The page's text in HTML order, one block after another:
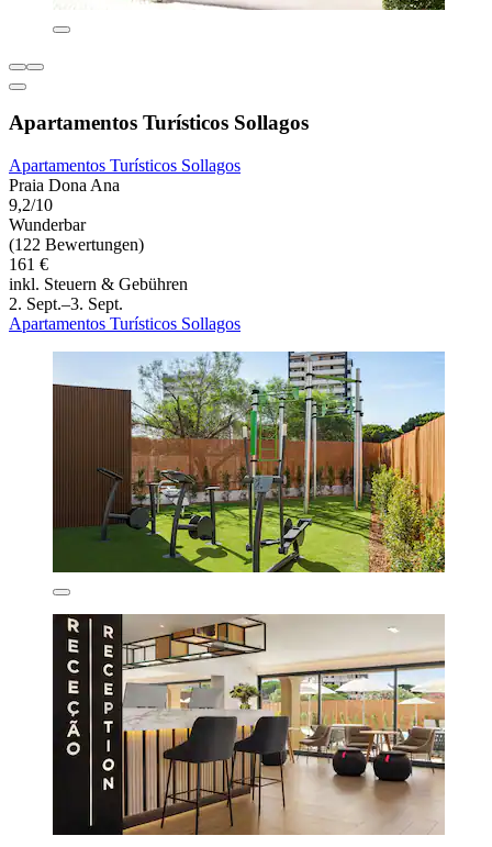
Apartamentos Turísticos Sollagos
Apartamentos Turísticos Sollagos
Praia Dona Ana
9,2/10
Wunderbar
(122 Bewertungen)
161 €
inkl. Steuern & Gebühren
2. Sept.–3. Sept.
Apartamentos Turísticos Sollagos